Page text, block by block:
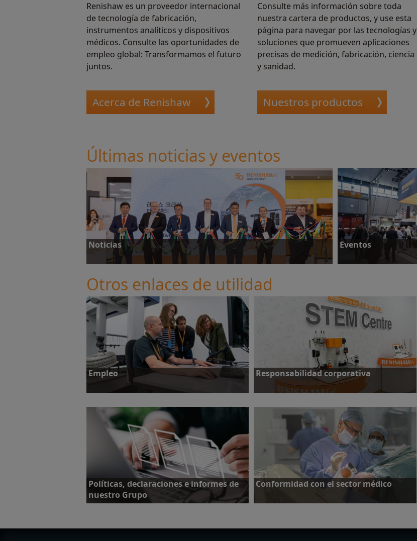
Renishaw es un proveedor internacional
de tecnología de fabricación,
instrumentos analíticos y dispositivos
médicos. Consulte las oportunidades de
empleo global: Transformamos el futuro
juntos.
Consulte más información sobre toda
nuestra cartera de productos, y use esta
página para navegar por las tecnologías y
soluciones que promueven aplicaciones
precisas de medición, fabricación, ciencia
y sanidad.
Acerca de Renishaw Nuestros productos
Últimas noticias y eventos
Noticias
Noticias
Eventos
Eventos
Otros enlaces de utilidad
Empleo
Más información
Responsabilidad corporativa
Más información
Políticas, declaraciones e informes de
nuestro Grupo
Conformidad con el sector médico